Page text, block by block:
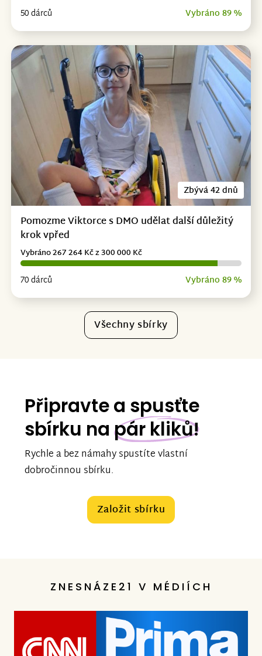
50 dárců Vybráno 89 %
Zbývá 42 dnů
Pomozme Viktorce s DMO udělat další důležitý
krok vpřed
70 dárců Vybráno 89 %
Vybráno 267 264 Kč z 300 000 Kč
Všechny sbírky
Připravte a spusťte
sbírku na pár kliků!
Rychle a bez námahy spustíte vlastní
dobročinnou sbírku.
Založit sbírku
ZNESNÁZE21 V MÉDIÍCH